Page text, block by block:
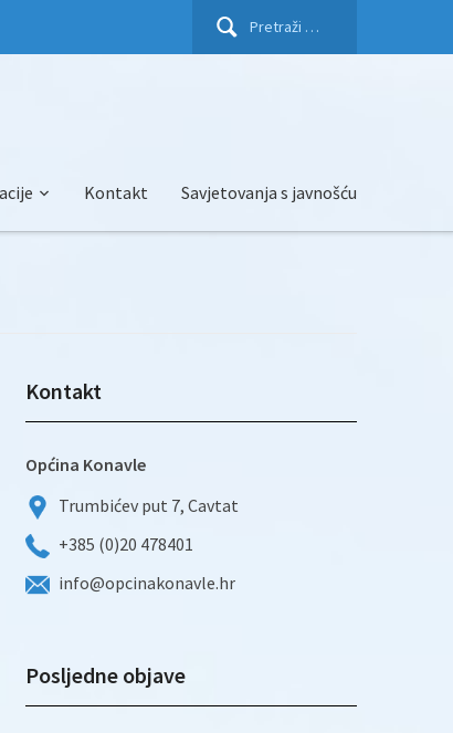
Pretraži:
Kontakt Savjetovanja s javnošću
Kontakt
Općina Konavle
Trumbićev put 7, Cavtat
+385 (0)20 478401
info@opcinakonavle.hr
Posljedne objave